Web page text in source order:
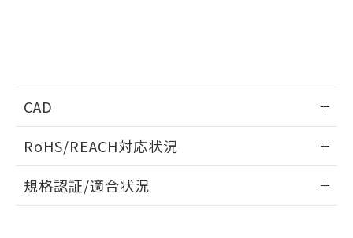
CAD
ドすることができます。
ログイン/会員登録
RoHS/REACH対応状況
G6L-1F DC12のRoHS対応状況については、営業部門もしく
規格認証/適合状況
用者の範囲」に記載されている法人を
指します。
EU RoHS指令（10物質）の非含有証明書
※本証明書は発行日時点で非含有を証明す
るもので、過去に遡って非含有を証明する
ものではありません。
物質の対応では、対応完了までの期間は出
荷製品に未対応品が混在することから備考